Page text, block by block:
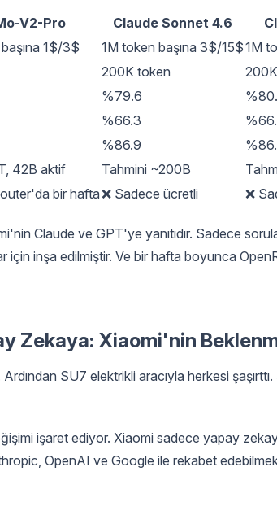
V2-Pro Claude Sonnet 4.6
1$/3$ 1M token başına 3$/15$1M
200K token
%79.6
%66.3
%86.9
42B aktif Tahmini ~200B
bir hafta❌ Sadece ücretli ❌
Claude ve GPT'ye yanıtıdır. Sadece
için inşa edilmiştir. Ve bir hafta boyunca
Zekaya: Xiaomi'nin
SU7 elektrikli aracıyla herkesi
işaret ediyor. Xiaomi sadece yapay
OpenAI ve Google ile rekabet